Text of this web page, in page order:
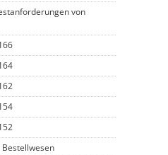
von